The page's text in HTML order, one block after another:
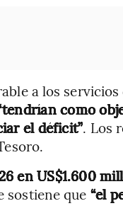
a los
como
el déficit”. Los
en US$1.600
sostiene que “el